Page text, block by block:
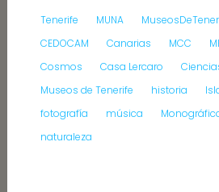
Tenerife MUNA
CEDOCAM
Canarias MCC
Cosmos
Casa Lercaro
Museos de Tenerife
historia
fotografía
música
naturaleza